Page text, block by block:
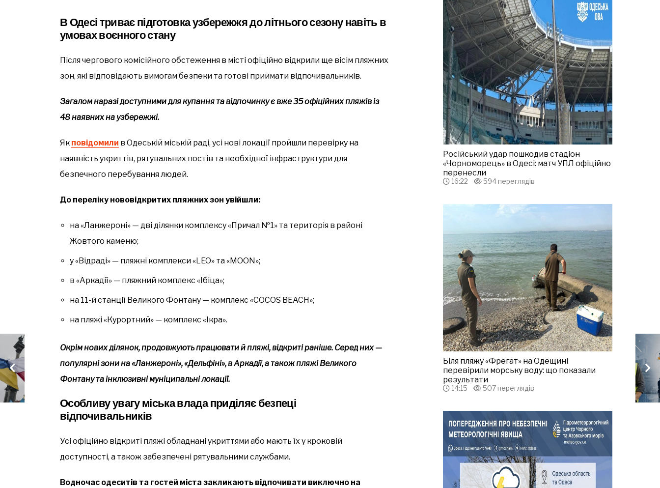
В Одесі триває підготовка узбережжя до літнього сезону навіть в
умовах воєнного стану
Після чергового комісійного обстеження в місті офіційно відкрили ще вісім пляжних
зон, які відповідають вимогам безпеки та готові приймати відпочивальників.
Загалом наразі доступними для купання та відпочинку є вже 35 офіційних пляжів із
48 наявних на узбережжі.
Як повідомили в Одеській міській раді, усі нові локації пройшли перевірку на
наявність укриттів, рятувальних постів та необхідної інфраструктури для
безпечного перебування людей.
До переліку нововідкритих пляжних зон увійшли:
на «Ланжероні» — дві ділянки комплексу «Причал №1» та територія в районі
Жовтого каменю;
у «Відраді» — пляжні комплекси «LEO» та «MOON»;
в «Аркадії» — пляжний комплекс «Ібіца»;
на 11-й станції Великого Фонтану — комплекс «COCOS BEACH»;
на пляжі «Курортний» — комплекс «Ікра».
Окрім нових ділянок, продовжують працювати й пляжі, відкриті раніше. Серед них —
популярні зони на «Ланжероні», «Дельфіні», в Аркадії, а також пляжі Великого
Фонтану та інклюзивні муніципальні локації.
Особливу увагу міська влада приділяє безпеці
відпочивальників
Усі офіційно відкриті пляжі обладнані укриттями або мають їх у кроковій
доступності, а також забезпечені рятувальними службами.
Водночас одеситів та гостей міста закликають відпочивати виключно на
Російський удар пошкодив стадіон
«Чорноморець» в Одесі: матч УПЛ офіційно
перенесли
16:22 594 переглядів
Біля пляжу «Фрегат» на Одещині
перевірили морську воду: що показали
результати
14:15 507 переглядів